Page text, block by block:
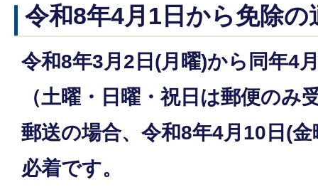
令和8年4月1日から免除
令和8年3月2日(月曜)から同年4
（土曜・日曜・祝日は郵便のみ
郵送の場合、令和8年4月10日(
必着です。